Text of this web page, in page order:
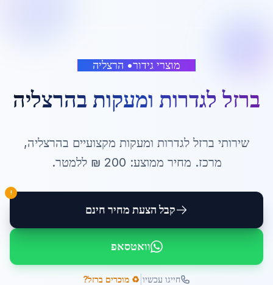
מוצרי גידור• הרצליה
ברזל לגדרות ומעקות בהרצליה
שירותי ברזל לגדרות ומעקות מקצועיים בהרצליה,
מרכז. מחיר ממוצע: 200 ₪ ללמטר.
קבל הצעת מחיר חינם
!
וואטסאפ
חייגו עכשיו ♻️ מוכרים ברזל?